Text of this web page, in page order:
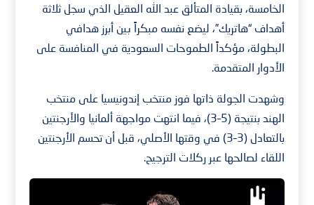
الخامسة، بقيادة المتألق عبد الله العقيل الذي سجل ثلاثة
أهداف “هاتريك”، ليضع نفسه مبكراً بين أبرز هدافي
البطولة، مؤكداً الطموحات السعودية في المنافسة على
الأدوار المتقدمة.
وشهدت الجولة ذاتها فوز منتخب إندونيسيا على منتخب
الهند بنتيجة (5–3)، فيما انتهت مواجهة ألمانيا والأرجنتين
بالتعادل (3–3) في وقتها الأصلي، قبل أن تحسم الأرجنتين
اللقاء لصالحها عبر ركلات الترجيح.